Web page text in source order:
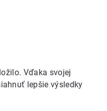
Vďaka svojej
lepšie výsledky